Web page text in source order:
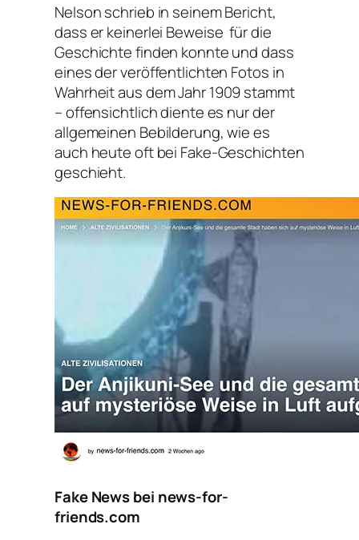
Nelson schrieb in seinem Bericht,
dass er keinerlei Beweise für die
Geschichte finden konnte und dass
eines der veröffentlichten Fotos in
Wahrheit aus dem Jahr 1909 stammt
– offensichtlich diente es nur der
allgemeinen Bebilderung, wie es
auch heute oft bei Fake-Geschichten
geschieht.
Fake News bei news-for-
friends.com